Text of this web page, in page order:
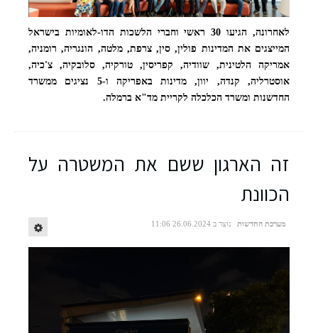
לאחרונה, הגיעו 30 ראשי וחברי הלשכות הדו-לאומיות בישראל
המייצגים את המדינות פולין, סין, צרפת, מלטה, הונגריה, רומניה,
אמריקה הלטינית, שוודיה, קפריסין, טורקיה, סלובקיה, צ'כיה,
אוסטרליה, קנדה, יוון, מדינות באפריקה ו-5 נציגים ממשרד
החדשנות ומשרד הכלכלה לקריית מד"א ברמלה.
זה הארגון ששם את המשטרה על
הכוונת
מערכת החדשות נוצר ב 26.06.2024 11:06